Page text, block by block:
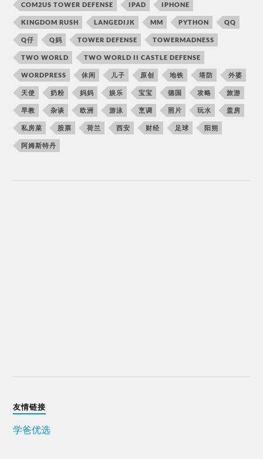
COM2US TOWER DEFENSE IPAD IPHONE
KINGDOM RUSH LANGEDIJK MM PYTHON QQ
Q仔 Q妈 TOWER DEFENSE TOWERMADNESS
TWO WORLD TWO WORLD II CASTLE DEFENSE
WORDPRESS 休闲 儿子 原创 地铁 塔防 外婆
天使 奶粉 妈妈 娱乐 宝宝 德国 攻略 旅游
早教 杂谈 欧洲 游泳 烹调 照片 玩水 盖房
私房菜 股票 荷兰 西安 财经 足球 阳朔
阿姆斯特丹
友情链接
学爸优选